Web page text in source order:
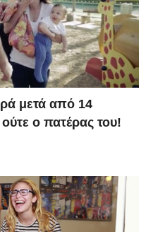
μετά από 14
ο πατέρας του!